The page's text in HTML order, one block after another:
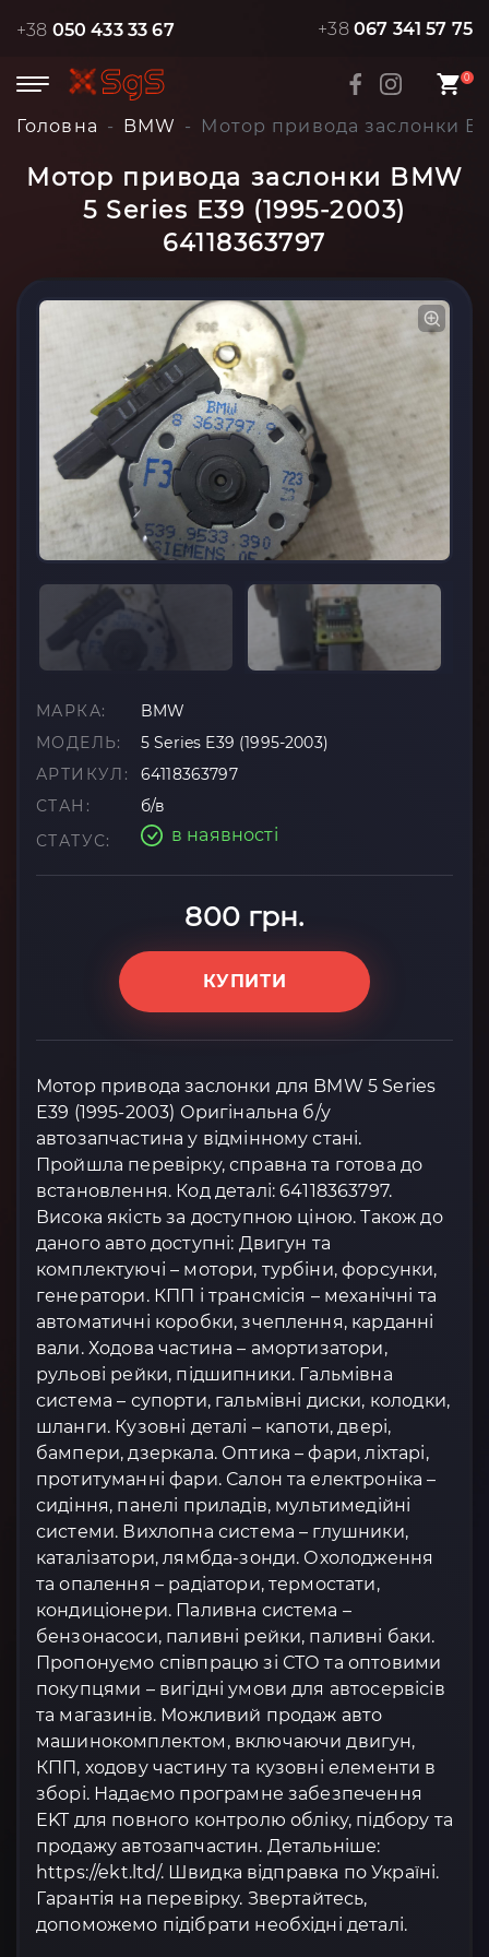
+38 050 433 33 67 +38 067 341 57 75
0
Головна BMW Мотор привода заслонки
Мотор привода заслонки BMW
5 Series E39 (1995-2003)
64118363797
МАРКА:
BMW
МОДЕЛЬ:
5 Series E39 (1995-2003)
АРТИКУЛ:
64118363797
СТАН:
б/в
СТАТУС:
в наявності
800 грн.
КУПИТИ
Мотор привода заслонки для BMW 5 Series
E39 (1995-2003) Оригінальна б/у
автозапчастина у відмінному стані.
Пройшла перевірку, справна та готова до
встановлення. Код деталі: 64118363797.
Висока якість за доступною ціною. Також до
даного авто доступні: Двигун та
комплектуючі – мотори, турбіни, форсунки,
генератори. КПП і трансмісія – механічні та
автоматичні коробки, зчеплення, карданні
вали. Ходова частина – амортизатори,
рульові рейки, підшипники. Гальмівна
система – супорти, гальмівні диски, колодки,
шланги. Кузовні деталі – капоти, двері,
бампери, дзеркала. Оптика – фари, ліхтарі,
протитуманні фари. Салон та електроніка –
сидіння, панелі приладів, мультимедійні
системи. Вихлопна система – глушники,
каталізатори, лямбда-зонди. Охолодження
та опалення – радіатори, термостати,
кондиціонери. Паливна система –
бензонасоси, паливні рейки, паливні баки.
Пропонуємо співпрацю зі СТО та оптовими
покупцями – вигідні умови для автосервісів
та магазинів. Можливий продаж авто
машинокомплектом, включаючи двигун,
КПП, ходову частину та кузовні елементи в
зборі. Надаємо програмне забезпечення
EKT для повного контролю обліку, підбору та
продажу автозапчастин. Детальніше:
https://ekt.ltd/. Швидка відправка по Україні.
Гарантія на перевірку. Звертайтесь,
допоможемо підібрати необхідні деталі.